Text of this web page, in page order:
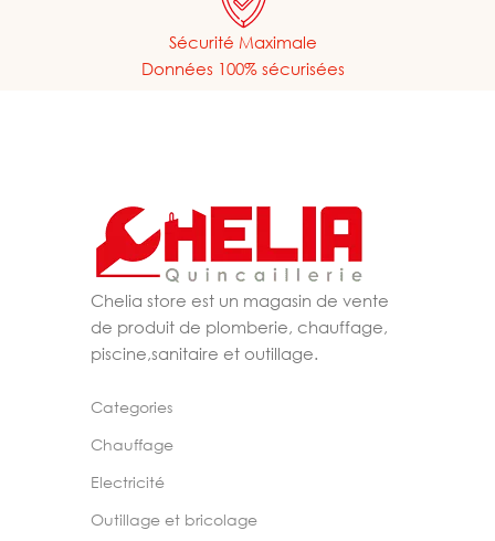
Sécurité Maximale
Données 100% sécurisées
Chelia store est un magasin de vente
de produit de plomberie, chauffage,
piscine,sanitaire et outillage.
Categories
Chauffage
Electricité
Outillage et bricolage